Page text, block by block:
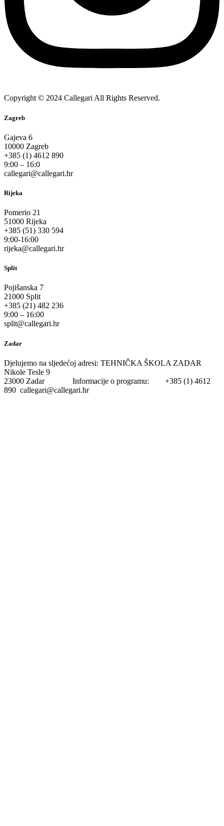
Copyright © 2024 Callegari All Rights Reserved.
Zagreb
Gajeva 6
10000 Zagreb
+385 (1) 4612 890
9:00 – 16:0
callegari@callegari.hr
Rijeka
Pomerio 21
51000 Rijeka
+385 (51) 330 594
9:00-16:00
rijeka@callegari.hr
Split
Pojišanska 7
21000 Split
+385 (21) 482 236
9:00 – 16:00
split@callegari.hr
Zadar
Djelujemo na sljedećoj adresi: TEHNIČKA ŠKOLA ZADAR
Nikole Tesle 9
23000 Zadar Informacije o programu: +385 (1) 4612
890 callegari@callegari.hr